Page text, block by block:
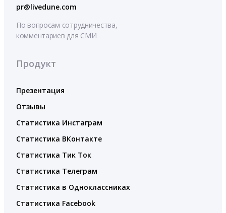
pr@livedune.com
По вопросам сотрудничества,
комментариев для СМИ
Продукт
Презентация
Отзывы
Статистика Инстаграм
Статистика ВКонтакте
Статистика Тик Ток
Статистика Телеграм
Статистика в Одноклассниках
Статистика Facebook